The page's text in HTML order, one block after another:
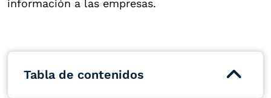
información a las empresas.
Tabla de contenidos